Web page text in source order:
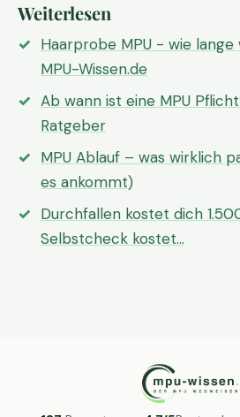
Weiterlesen
Haarprobe MPU - wie
MPU-Wissen.de
Ab wann ist eine MPU
Ratgeber
MPU Ablauf – was wirklich
es ankommt)
Durchfallen kostet dich
Selbstcheck kostet…